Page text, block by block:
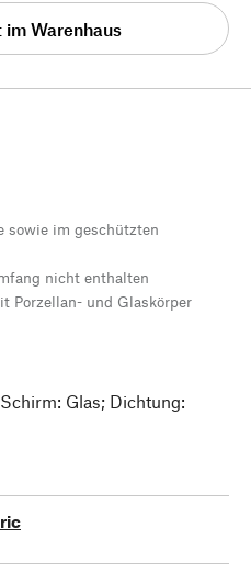
Warenhaus
sowie im geschützten
nicht enthalten
Porzellan- und Glaskörper
Glas; Dichtung: